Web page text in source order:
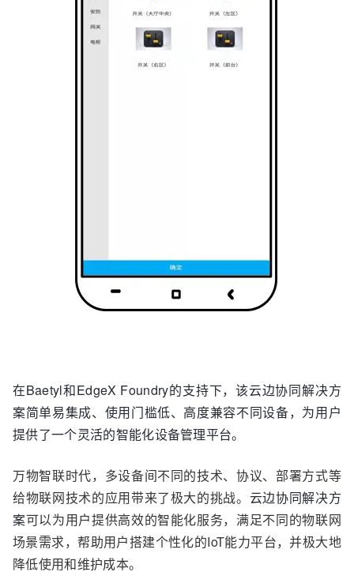
在Baetyl和EdgeX Foundry的支持下，该云边协同解决方
案简单易集成、使用门槛低、高度兼容不同设备，为用户
提供了一个灵活的智能化设备管理平台。
万物智联时代，多设备间不同的技术、协议、部署方式等
给物联网技术的应用带来了极大的挑战。 云边协同解决方
案可以为用户提供高效的智能化服务，满足不同的物联网
场景需求，帮助用户搭建个性化的IoT能力平台，并极大地
降低使用和维护成本。